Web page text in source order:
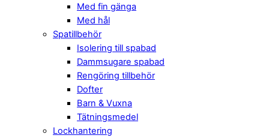
Med fin gänga
Med hål
Spatillbehör
Isolering till spabad
Dammsugare spabad
Rengöring tillbehör
Dofter
Barn & Vuxna
Tätningsmedel
Lockhantering